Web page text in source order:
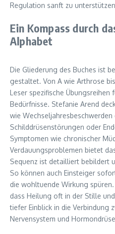
Regulation sanft zu
Ein Kompass durch
Alphabet
Die Gliederung des Buches ist
gestaltet. Von A wie Arthrose
Leser spezifische Übungsreihen
Bedürfnisse. Stefanie Arend
wie Wechseljahresbeschwerden
Schilddrüsenstörungen oder
Symptomen wie chronischer
Verdauungsproblemen bietet
Sequenz ist detailliert bebildert
So können auch Einsteiger
die wohltuende Wirkung
dass Heilung oft in der Stille
tiefer Einblick in die Verbindung
Nervensystem und